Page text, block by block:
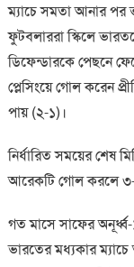
ম্যাচে সমতা আনার পর
ফুটবলাররা স্কিলে
ডিফেন্ডারকে পেছনে
প্লেসিংয়ে গোল করেন
পায় (২-১)।
নির্ধারিত সময়ের শেষ
আরেকটি গোল করলে ৩-
গত মাসে সাফের অনূর্ধ্ব-
ভারতের মধ্যকার